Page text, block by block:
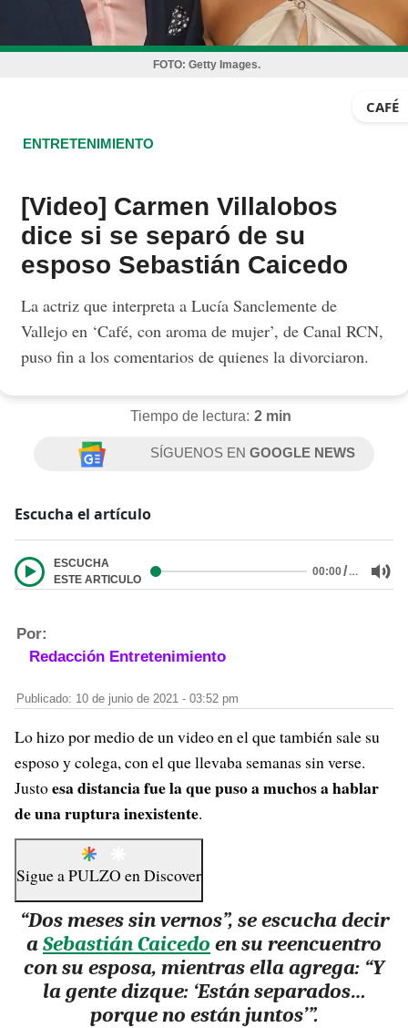
FOTO: Getty Images.
CAFÉ
ENTRETENIMIENTO
[Video] Carmen Villalobos
dice si se separó de su
esposo Sebastián Caicedo
La actriz que interpreta a Lucía Sanclemente de
Vallejo en ‘Café, con aroma de mujer’, de Canal RCN,
puso fin a los comentarios de quienes la divorciaron.
Tiempo de lectura: 2 min
SÍGUENOS ENGOOGLE NEWS
Escucha el artículo
ESCUCHA
ESTE ARTICULO
00:00/…
Por:
Redacción Entretenimiento
Publicado: 10 de junio de 2021 - 03:52 pm
Lo hizo por medio de un video en el que también sale su
esposo y colega, con el que llevaba semanas sin verse.
Justoesa distancia fue la que puso a muchos a hablar
de una ruptura inexistente.
Sigue aPULZO enDiscover
“Dos meses sin vernos”, se escucha decir
aSebastián Caicedo en su reencuentro
con su esposa, mientras ella agrega: “Y
la gente dizque: ‘Están separados…
porque no están juntos’”.